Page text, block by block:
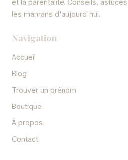
et la parentalité. Conseils,
les mamans d'aujourd'hui.
Navigation
Accueil
Blog
Trouver un prénom
Boutique
À propos
Contact